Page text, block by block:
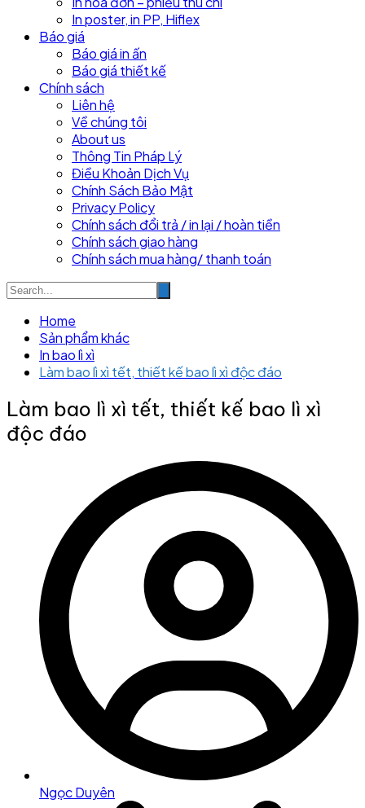
In poster, in PP, Hiflex
Báo giá
Báo giá in ấn
Báo giá thiết kế
Chính sách
Liên hệ
Về chúng tôi
About us
Thông Tin Pháp Lý
Điều Khoản Dịch Vụ
Chính Sách Bảo Mật
Privacy Policy
Chính sách đổi trả / in lại / hoàn tiền
Chính sách giao hàng
Chính sách mua hàng/ thanh toán
Home
Sản phẩm khác
In bao lì xì
Làm bao lì xì tết, thiết kế bao lì xì độc đáo
Làm bao lì xì tết, thiết kế bao lì xì
độc đáo
Ngọc Duyên